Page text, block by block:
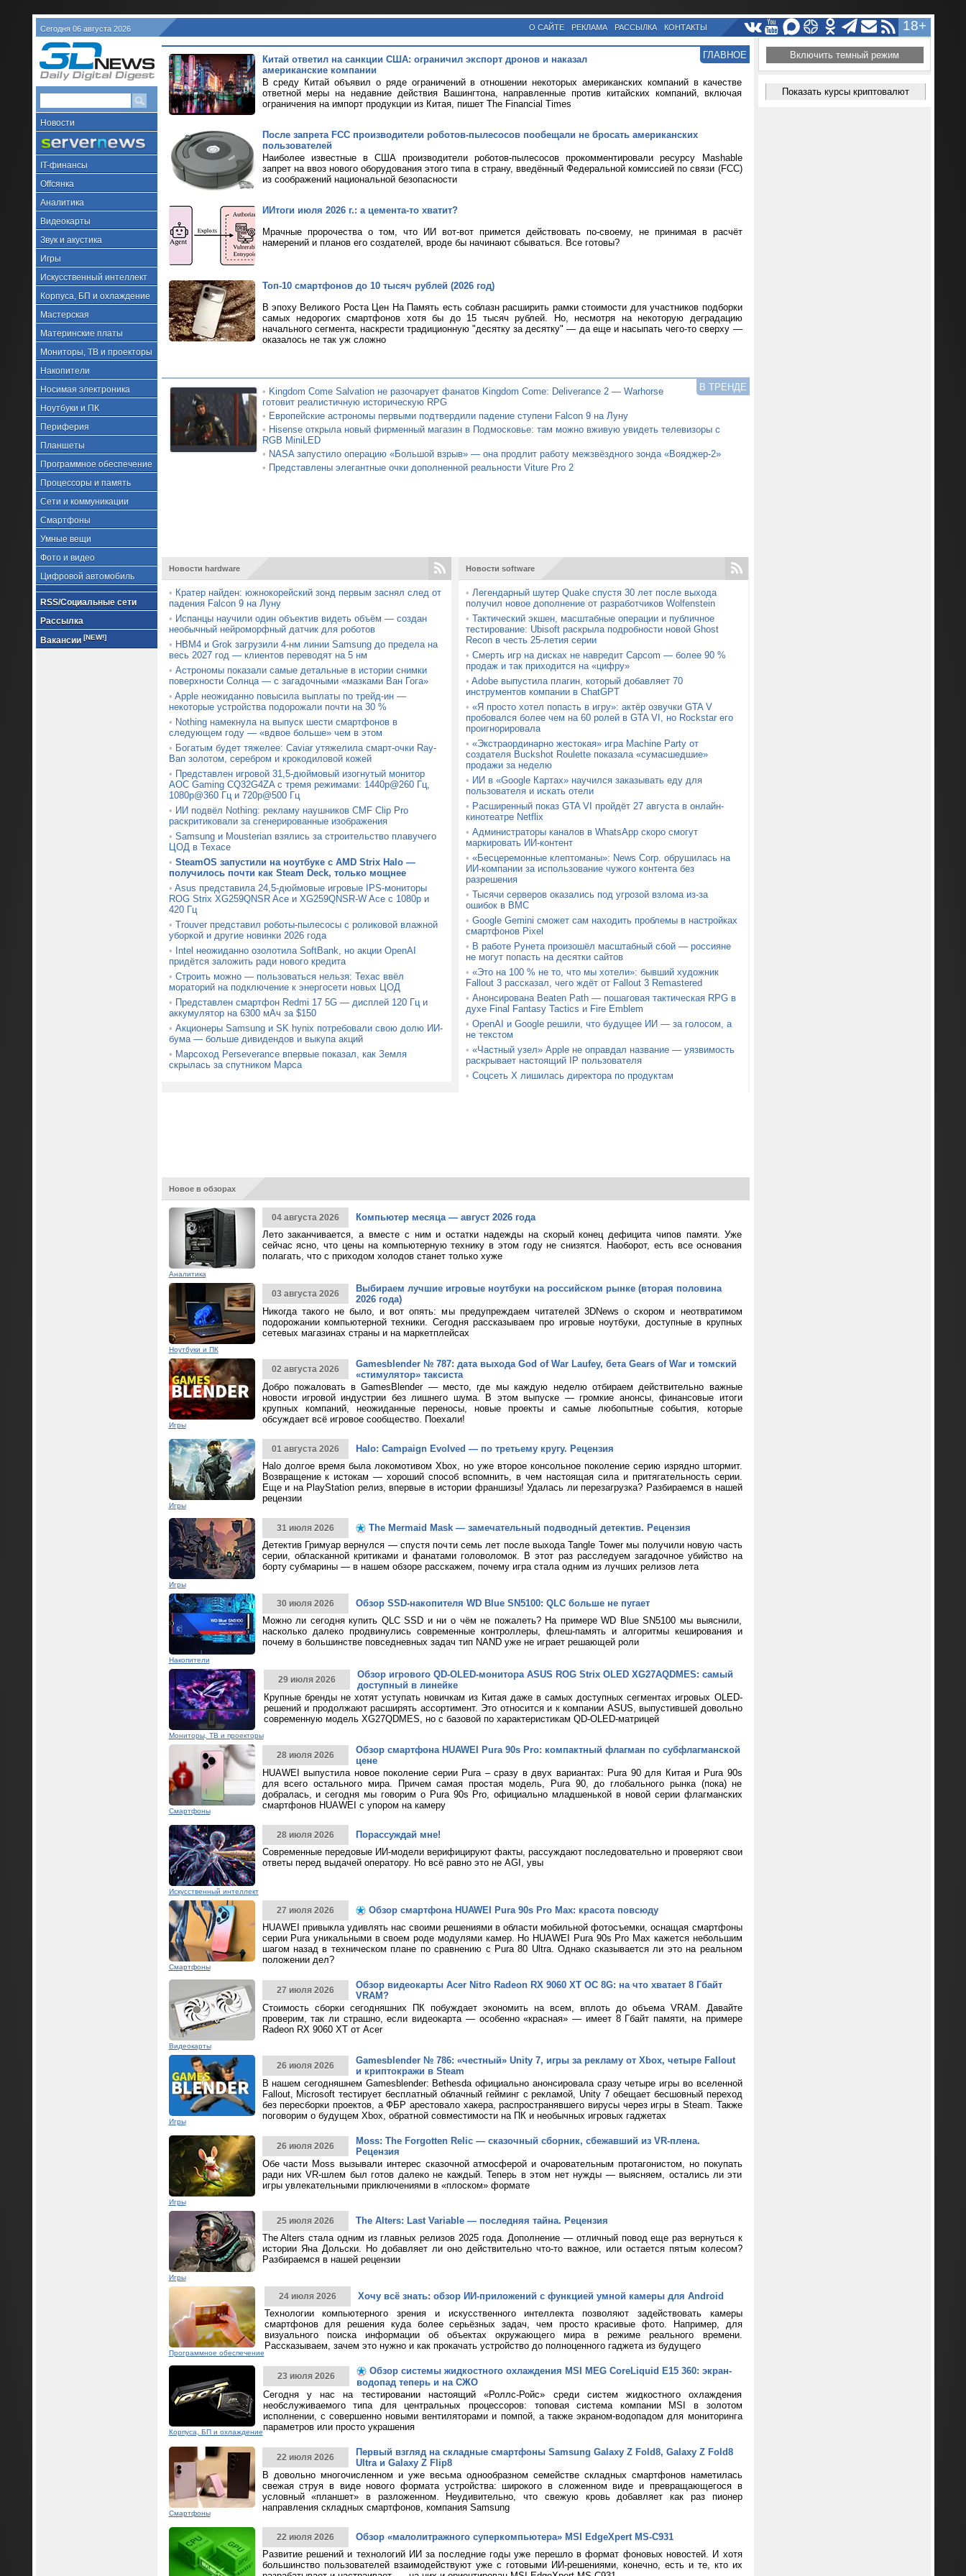
Сегодня 06 августа 2026 18+
О САЙТЕ РЕКЛАМА РАССЫЛКА КОНТАКТЫ
Новости
IT-финансы
Offсянка
Аналитика
Видеокарты
Звук и акустика
Игры
Искусственный интеллект
Корпуса, БП и охлаждение
Мастерская
Материнские платы
Мониторы, ТВ и проекторы
Накопители
Носимая электроника
Ноутбуки и ПК
Периферия
Планшеты
Программное обеспечение
Процессоры и память
Сети и коммуникации
Смартфоны
Умные вещи
Фото и видео
Цифровой автомобиль
RSS/Социальные сети
Рассылка
Вакансии [NEW!]
ГЛАВНОЕ
Китай ответил на санкции США: ограничил экспорт дронов и наказал
американские компании
В среду Китай объявил о ряде ограничений в отношении некоторых американских компаний в качестве
ответной меры на недавние действия Вашингтона, направленные против китайских компаний, включая
ограничения на импорт продукции из Китая, пишет The Financial Times
После запрета FCC производители роботов-пылесосов пообещали не бросать американских
пользователей
Наиболее известные в США производители роботов-пылесосов прокомментировали ресурсу Mashable
запрет на ввоз нового оборудования этого типа в страну, введённый Федеральной комиссией по связи (FCC)
из соображений национальной безопасности
ИИтоги июля 2026 г.: а цемента-то хватит?
Мрачные пророчества о том, что ИИ вот-вот примется действовать по-своему, не принимая в расчёт
намерений и планов его создателей, вроде бы начинают сбываться. Все готовы?
Топ-10 смартфонов до 10 тысяч рублей (2026 год)
В эпоху Великого Роста Цен На Память есть соблазн расширить рамки стоимости для участников подборки
самых недорогих смартфонов хотя бы до 15 тысяч рублей. Но, несмотря на некоторую деградацию
начального сегмента, наскрести традиционную "десятку за десятку" — да еще и насыпать чего-то сверху —
оказалось не так уж сложно
В ТРЕНДЕ
• Kingdom Come Salvation не разочарует фанатов Kingdom Come: Deliverance 2 — Warhorse
готовит реалистичную историческую RPG
• Европейские астрономы первыми подтвердили падение ступени Falcon 9 на Луну
• Hisense открыла новый фирменный магазин в Подмосковье: там можно вживую увидеть телевизоры с
RGB MiniLED
• NASA запустило операцию «Большой взрыв» — она продлит работу межзвёздного зонда «Вояджер-2»
• Представлены элегантные очки дополненной реальности Viture Pro 2
Новости hardware
• Кратер найден: южнокорейский зонд первым заснял след от
падения Falcon 9 на Луну
• Испанцы научили один объектив видеть объём — создан
необычный нейроморфный датчик для роботов
• HBM4 и Grok загрузили 4-нм линии Samsung до предела на
весь 2027 год — клиентов переводят на 5 нм
• Астрономы показали самые детальные в истории снимки
поверхности Солнца — с загадочными «мазками Ван Гога»
• Apple неожиданно повысила выплаты по трейд-ин —
некоторые устройства подорожали почти на 30 %
• Nothing намекнула на выпуск шести смартфонов в
следующем году — «вдвое больше» чем в этом
• Богатым будет тяжелее: Caviar утяжелила смарт-очки Ray-
Ban золотом, серебром и крокодиловой кожей
• Представлен игровой 31,5-дюймовый изогнутый монитор
AOC Gaming CQ32G4ZA с тремя режимами: 1440p@260 Гц,
1080p@360 Гц и 720p@500 Гц
• ИИ подвёл Nothing: рекламу наушников CMF Clip Pro
раскритиковали за сгенерированные изображения
• Samsung и Mousterian взялись за строительство плавучего
ЦОД в Техасе
• SteamOS запустили на ноутбуке с AMD Strix Halo —
получилось почти как Steam Deck, только мощнее
• Asus представила 24,5-дюймовые игровые IPS-мониторы
ROG Strix XG259QNSR Ace и XG259QNSR-W Ace с 1080p и
420 Гц
• Trouver представил роботы-пылесосы с роликовой влажной
уборкой и другие новинки 2026 года
• Intel неожиданно озолотила SoftBank, но акции OpenAI
придётся заложить ради нового кредита
• Строить можно — пользоваться нельзя: Техас ввёл
мораторий на подключение к энергосети новых ЦОД
• Представлен смартфон Redmi 17 5G — дисплей 120 Гц и
аккумулятор на 6300 мАч за $150
• Акционеры Samsung и SK hynix потребовали свою долю ИИ-
бума — больше дивидендов и выкупа акций
• Марсоход Perseverance впервые показал, как Земля
скрылась за спутником Марса
Новости software
• Легендарный шутер Quake спустя 30 лет после выхода
получил новое дополнение от разработчиков Wolfenstein
• Тактический экшен, масштабные операции и публичное
тестирование: Ubisoft раскрыла подробности новой Ghost
Recon в честь 25-летия серии
• Смерть игр на дисках не навредит Capcom — более 90 %
продаж и так приходится на «цифру»
• Adobe выпустила плагин, который добавляет 70
инструментов компании в ChatGPT
• «Я просто хотел попасть в игру»: актёр озвучки GTA V
пробовался более чем на 60 ролей в GTA VI, но Rockstar его
проигнорировала
• «Экстраординарно жестокая» игра Machine Party от
создателя Buckshot Roulette показала «сумасшедшие»
продажи за неделю
• ИИ в «Google Картах» научился заказывать еду для
пользователя и искать отели
• Расширенный показ GTA VI пройдёт 27 августа в онлайн-
кинотеатре Netflix
• Администраторы каналов в WhatsApp скоро смогут
маркировать ИИ-контент
• «Бесцеремонные клептоманы»: News Corp. обрушилась на
ИИ-компании за использование чужого контента без
разрешения
• Тысячи серверов оказались под угрозой взлома из-за
ошибок в BMC
• Google Gemini сможет сам находить проблемы в настройках
смартфонов Pixel
• В работе Рунета произошёл масштабный сбой — россияне
не могут попасть на десятки сайтов
• «Это на 100 % не то, что мы хотели»: бывший художник
Fallout 3 рассказал, чего ждёт от Fallout 3 Remastered
• Анонсирована Beaten Path — пошаговая тактическая RPG в
духе Final Fantasy Tactics и Fire Emblem
• OpenAI и Google решили, что будущее ИИ — за голосом, а
не текстом
• «Частный узел» Apple не оправдал название — уязвимость
раскрывает настоящий IP пользователя
• Соцсеть X лишилась директора по продуктам
Новое в обзорах
Аналитика
04 августа 2026
Компьютер месяца — август 2026 года
Лето заканчивается, а вместе с ним и остатки надежды на скорый конец дефицита чипов памяти. Уже
сейчас ясно, что цены на компьютерную технику в этом году не снизятся. Наоборот, есть все основания
полагать, что с приходом холодов станет только хуже
Ноутбуки и ПК
03 августа 2026
Выбираем лучшие игровые ноутбуки на российском рынке (вторая половина
2026 года)
Никогда такого не было, и вот опять: мы предупреждаем читателей 3DNews о скором и неотвратимом
подорожании компьютерной техники. Сегодня рассказываем про игровые ноутбуки, доступные в крупных
сетевых магазинах страны и на маркетплейсах
Игры
02 августа 2026
Gamesblender № 787: дата выхода God of War Laufey, бета Gears of War и томский
«стимулятор» таксиста
Добро пожаловать в GamesBlender — место, где мы каждую неделю отбираем действительно важные
новости игровой индустрии без лишнего шума. В этом выпуске — громкие анонсы, финансовые итоги
крупных компаний, неожиданные переносы, новые проекты и самые любопытные события, которые
обсуждает всё игровое сообщество. Поехали!
Игры
01 августа 2026
Halo: Campaign Evolved — по третьему кругу. Рецензия
Halo долгое время была локомотивом Xbox, но уже второе консольное поколение серию изрядно штормит.
Возвращение к истокам — хороший способ вспомнить, в чем настоящая сила и притягательность серии.
Еще и на PlayStation релиз, впервые в истории франшизы! Удалась ли перезагрузка? Разбираемся в нашей
рецензии
Игры
31 июля 2026
The Mermaid Mask — замечательный подводный детектив. Рецензия
Детектив Гримуар вернулся — спустя почти семь лет после выхода Tangle Tower мы получили новую часть
серии, обласканной критиками и фанатами головоломок. В этот раз расследуем загадочное убийство на
борту субмарины — в нашем обзоре расскажем, почему игра стала одним из лучших релизов лета
Накопители
30 июля 2026
Обзор SSD-накопителя WD Blue SN5100: QLC больше не пугает
Можно ли сегодня купить QLC SSD и ни о чём не пожалеть? На примере WD Blue SN5100 мы выяснили,
насколько далеко продвинулись современные контроллеры, флеш-память и алгоритмы кеширования и
почему в большинстве повседневных задач тип NAND уже не играет решающей роли
Мониторы, ТВ и проекторы
29 июля 2026
Обзор игрового QD-OLED-монитора ASUS ROG Strix OLED XG27AQDMES: самый
доступный в линейке
Крупные бренды не хотят уступать новичкам из Китая даже в самых доступных сегментах игровых OLED-
решений и продолжают расширять ассортимент. Это относится и к компании ASUS, выпустившей довольно
современную модель XG27QDMES, но с базовой по характеристикам QD-OLED-матрицей
Смартфоны
28 июля 2026
Обзор смартфона HUAWEI Pura 90s Pro: компактный флагман по субфлагманской
цене
HUAWEI выпустила новое поколение серии Pura – сразу в двух вариантах: Pura 90 для Китая и Pura 90s
для всего остального мира. Причем самая простая модель, Pura 90, до глобального рынка (пока) не
добралась, и сегодня мы говорим о Pura 90s Pro, официально младшенькой в новой серии флагманских
смартфонов HUAWEI с упором на камеру
Искусственный интеллект
28 июля 2026
Порассуждай мне!
Современные передовые ИИ-модели верифицируют факты, рассуждают последовательно и проверяют свои
ответы перед выдачей оператору. Но всё равно это не AGI, увы
Смартфоны
27 июля 2026
Обзор смартфона HUAWEI Pura 90s Pro Max: красота повсюду
HUAWEI привыкла удивлять нас своими решениями в области мобильной фотосъемки, оснащая смартфоны
серии Pura уникальными в своем роде модулями камер. Но HUAWEI Pura 90s Pro Max кажется небольшим
шагом назад в техническом плане по сравнению с Pura 80 Ultra. Однако сказывается ли это на реальном
положении дел?
Видеокарты
27 июля 2026
Обзор видеокарты Acer Nitro Radeon RX 9060 XT OC 8G: на что хватает 8 Гбайт
VRAM?
Стоимость сборки сегодняшних ПК побуждает экономить на всем, вплоть до объема VRAM. Давайте
проверим, так ли страшно, если видеокарта — особенно «красная» — имеет 8 Гбайт памяти, на примере
Radeon RX 9060 XT от Acer
Игры
26 июля 2026
Gamesblender № 786: «честный» Unity 7, игры за рекламу от Xbox, четыре Fallout
и криптокражи в Steam
В нашем сегодняшнем Gamesblender: Bethesda официально анонсировала сразу четыре игры во вселенной
Fallout, Microsoft тестирует бесплатный облачный гейминг с рекламой, Unity 7 обещает бесшовный переход
без пересборки проектов, а ФБР арестовало хакера, распространявшего вирусы через игры в Steam. Также
поговорим о будущем Xbox, обратной совместимости на ПК и необычных игровых гаджетах
Игры
26 июля 2026
Moss: The Forgotten Relic — сказочный сборник, сбежавший из VR-плена.
Рецензия
Обе части Moss вызывали интерес сказочной атмосферой и очаровательным протагонистом, но покупать
ради них VR-шлем был готов далеко не каждый. Теперь в этом нет нужды — выясняем, остались ли эти
игры увлекательными приключениями в «плоском» формате
Игры
25 июля 2026
The Alters: Last Variable — последняя тайна. Рецензия
The Alters стала одним из главных релизов 2025 года. Дополнение — отличный повод еще раз вернуться к
истории Яна Дольски. Но добавляет ли оно действительно что-то важное, или остается пятым колесом?
Разбираемся в нашей рецензии
Программное обеспечение
24 июля 2026
Хочу всё знать: обзор ИИ-приложений с функцией умной камеры для Android
Технологии компьютерного зрения и искусственного интеллекта позволяют задействовать камеры
смартфонов для решения куда более серьёзных задач, чем просто красивые фото. Например, для
визуального поиска информации об объектах окружающего мира в режиме реального времени.
Рассказываем, зачем это нужно и как прокачать устройство до полноценного гаджета из будущего
Корпуса, БП и охлаждение
23 июля 2026
Обзор системы жидкостного охлаждения MSI MEG CoreLiquid E15 360: экран-
водопад теперь и на СЖО
Сегодня у нас на тестировании настоящий «Роллс-Ройс» среди систем жидкостного охлаждения
необслуживаемого типа для центральных процессоров: топовая система компании MSI в золотом
исполнении, с совершенно новыми вентиляторами и помпой, а также экраном-водопадом для мониторинга
параметров или просто украшения
Смартфоны
22 июля 2026
Первый взгляд на складные смартфоны Samsung Galaxy Z Fold8, Galaxy Z Fold8
Ultra и Galaxy Z Flip8
В довольно многочисленном и уже весьма однообразном семействе складных смартфонов наметилась
свежая струя в виде нового формата устройства: широкого в сложенном виде и превращающегося в
условный «планшет» в разложенном. Неудивительно, что свежую кровь добавляет как раз пионер
направления складных смартфонов, компания Samsung
22 июля 2026
Обзор «малолитражного суперкомпьютера» MSI EdgeXpert MS-C931
Развитие решений и технологий ИИ за последние годы уже перешло в формат фоновых новостей. И хотя
большинство пользователей взаимодействуют уже с готовыми ИИ-решениями, конечно, есть и те, кто их
Включить темный режим
Показать курсы криптовалют